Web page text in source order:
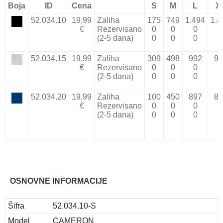
Boja ID Cena S M L
52.034.10
19,99
€
Zaliha
Rezervisano
(2-5 dana)
175
0
0
749
0
0
1.494
0
0
52.034.15
19,99
€
Zaliha
Rezervisano
(2-5 dana)
309
0
0
498
0
0
992
0
0
52.034.20
19,99
€
Zaliha
Rezervisano
(2-5 dana)
100
0
0
450
0
0
897
0
0
OSNOVNE INFORMACIJE
Šifra
52.034.10-S
Model
CAMERON